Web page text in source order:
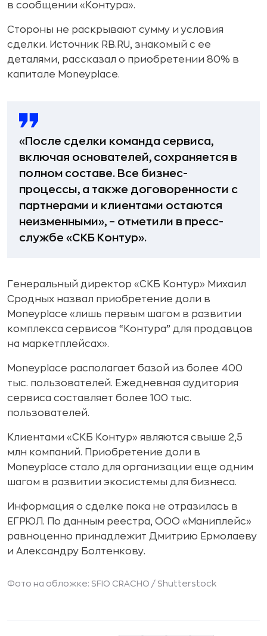
в сообщении «Контура».
Стороны не раскрывают сумму и условия
сделки. Источник RB.RU, знакомый с ее
деталями, рассказал о приобретении 80% в
капитале Moneyplace.
«После сделки команда сервиса,
включая основателей, сохраняется в
полном составе. Все бизнес-
процессы, а также договоренности с
партнерами и клиентами остаются
неизменными», – отметили в пресс-
службе «СКБ Контур».
Генеральный директор «СКБ Контур» Михаил
Сродных назвал приобретение доли в
Moneyplace «лишь первым шагом в развитии
комплекса сервисов “Контура” для продавцов
на маркетплейсах».
Moneyplace располагает базой из более 400
тыс. пользователей. Ежедневная аудитория
сервиса составляет более 100 тыс.
пользователей.
Клиентами «СКБ Контур» являются свыше 2,5
млн компаний. Приобретение доли в
Moneyplace стало для организации еще одним
шагом в развитии экосистемы для бизнеса.
Информация о сделке пока не отразилась в
ЕГРЮЛ. По данным реестра, ООО «Маниплейс»
равноценно принадлежит Дмитрию Ермолаеву
и Александру Болтенкову.
Фото на обложке: SFIO CRACHO / Shutterstock